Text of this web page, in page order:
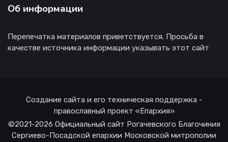
Об информации
Перепечатка материалов приветствуется. Просьба в
качестве источника информации указывать этот сайт
Создание сайта и его техническая поддержка -
православный проект «Епархия»
©2021-2026 Официальный сайт Рогачевского Благочиния
Сергиево-Посадской епархии Московской митрополии